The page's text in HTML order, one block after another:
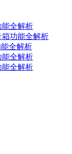
全解析
功能全解析
全解析
全解析
全解析